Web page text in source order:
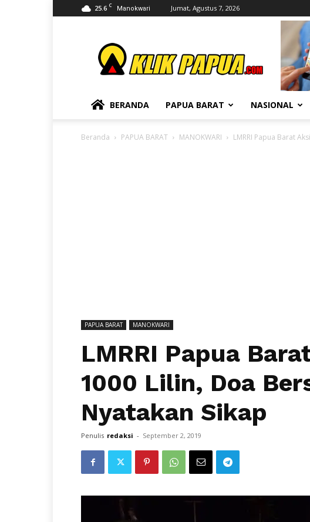
25.6 C Manokwari Jumat, Agustus 7, 2026
BERANDA PAPUA BARAT NASIONAL
Beranda PAPUA BARAT MANOKWARI LMRRI Papua Barat
PAPUA BARAT MANOKWARI
LMRRI Papua
1000 Lilin, Doa
Nyatakan Sikap
Penulis redaksi - September 2, 2019